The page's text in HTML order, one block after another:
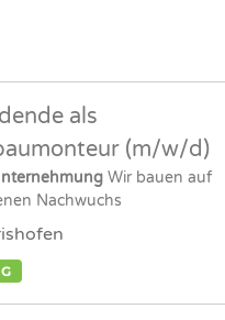
als
(m/w/d)
Wir bauen auf
Nachwuchs